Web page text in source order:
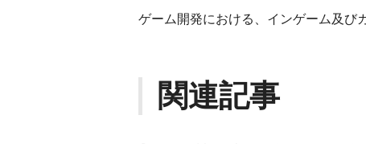
ゲーム開発における、インゲーム及び
関連記事